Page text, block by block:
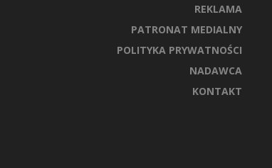
REKLAMA
PATRONAT MEDIALNY
POLITYKA PRYWATNOŚCI
NADAWCA
KONTAKT